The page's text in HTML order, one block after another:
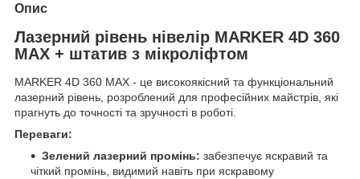
Опис
Лазерний рівень нівелір MARKER 4D 360
MAX + штатив з мікроліфтом
MARKER 4D 360 MAX - це високоякісний та функціональний
лазерний рівень, розроблений для професійних майстрів, які
прагнуть до точності та зручності в роботі.
Переваги:
Зелений лазерний промінь: забезпечує яскравий та
чіткий промінь, видимий навіть при яскравому